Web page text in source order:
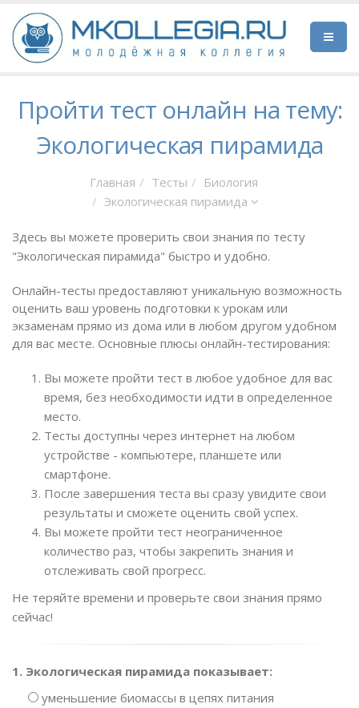
Пройти тест онлайн на тему:
Экологическая пирамида
Главная Тесты
Биология
Экологическая пирамида
Здесь вы можете проверить свои знания по тесту
"Экологическая пирамида" быстро и удобно.
Онлайн-тесты предоставляют уникальную возможность
оценить ваш уровень подготовки к урокам или
экзаменам прямо из дома или в любом другом удобном
для вас месте. Основные плюсы онлайн-тестирования:
Вы можете пройти тест в любое удобное для вас
время, без необходимости идти в определенное
место.
Тесты доступны через интернет на любом
устройстве - компьютере, планшете или
смартфоне.
После завершения теста вы сразу увидите свои
результаты и сможете оценить свой успех.
Вы можете пройти тест неограниченное
количество раз, чтобы закрепить знания и
отслеживать свой прогресс.
Не теряйте времени и проверьте свои знания прямо
сейчас!
1. Экологическая пирамида показывает:
уменьшение биомассы в цепях питания